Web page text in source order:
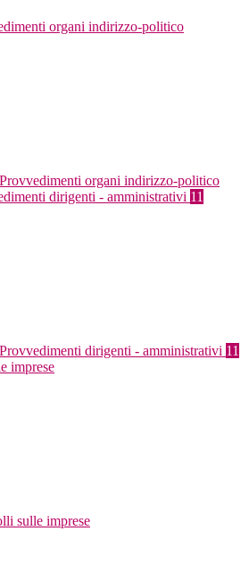
organi indirizzo-politico
Provvedimenti organi indirizzo-politico
dirigenti - amministrativi 11
Provvedimenti dirigenti - amministrativi 11
imprese
sulle imprese